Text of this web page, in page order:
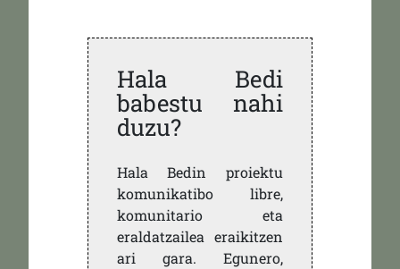
Hala Bedi
babestu nahi
duzu?
Hala Bedin proiektu
komunikatibo libre,
komunitario eta
eraldatzailea eraikitzen
ari gara. Egunero,